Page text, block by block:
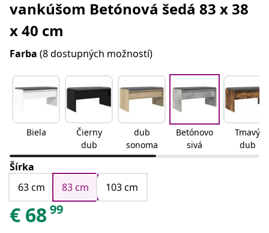
vankúšom Betónová šedá 83 x 38
x 40 cm
Farba (8 dostupných možností)
Biela
Čierny
dub
dub
sonoma
Betónovo
sivá
Tmavý
dub
Šírka
63 cm
83 cm 103 cm
€ 6899